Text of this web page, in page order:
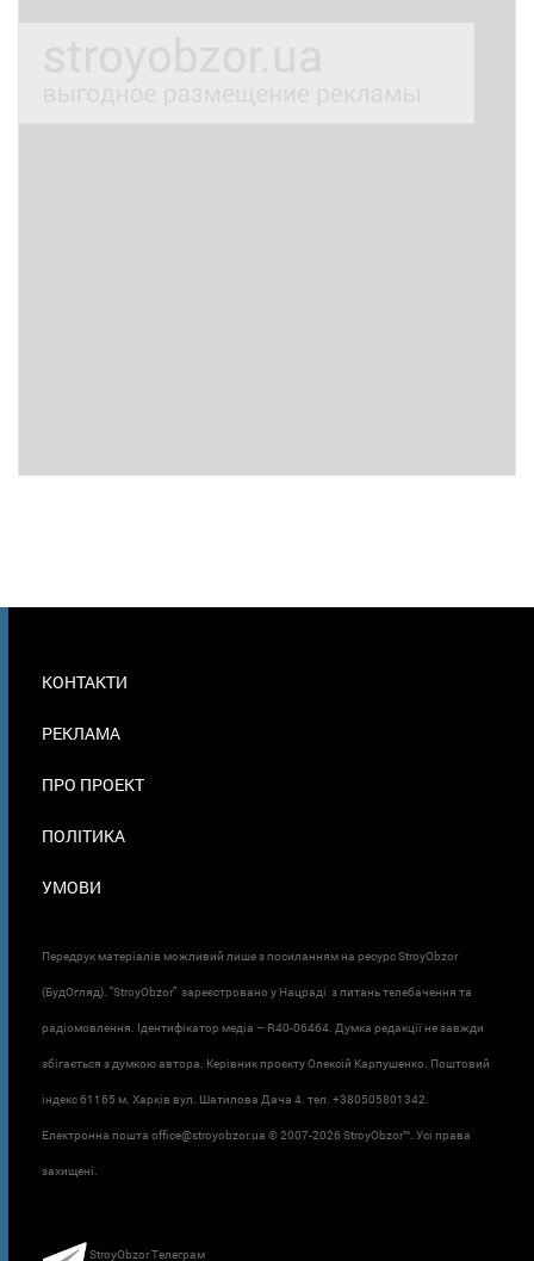
В
КОНТАКТИ
РЕКЛАМА
ПРО ПРОЕКТ
ПОЛІТИКА
УМОВИ
Передрук матеріалів можливий лише з посиланням на ресурс StroyObzor
(БудОгляд). "StroyObzor" зареєстровано у Нацраді з питань телебачення та
радіомовлення. Ідентифікатор медіа – R40-06464. Думка редакції не завжди
збігається з думкою автора. Керівник проєкту Олексій Карпушенко. Поштовий
індекс 61165 м. Харків вул. Шатилова Дача 4. тел. +380505801342.
Електронна пошта office@stroyobzor.ua © 2007-2026 StroyObzor™. Усі права
захищені.
StroyObzor Телеграм